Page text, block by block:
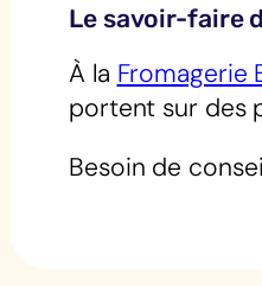
Le savoir-faire
À la Fromagerie
portent sur des
Besoin de